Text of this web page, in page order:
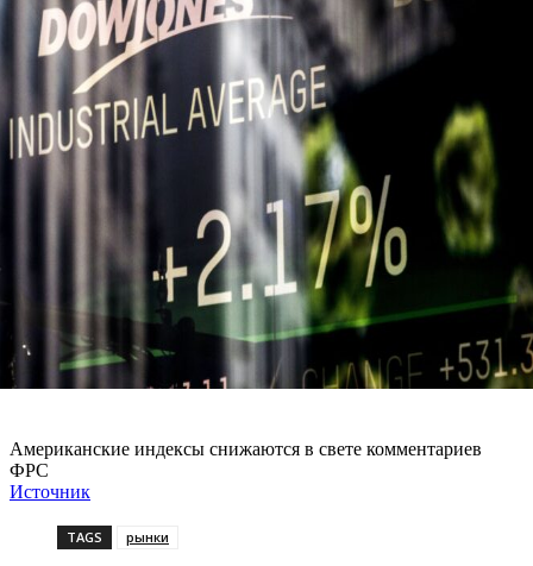
Американские индексы снижаются в свете комментариев
ФРС
Источник
TAGS рынки